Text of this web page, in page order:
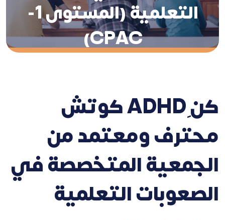
التعلمية (المستوى 1-
CPAC)
كن ِADHD كوتش
محترف ومعتمد من
الجمعية المتخصصة في
الصعوبات التعلمية